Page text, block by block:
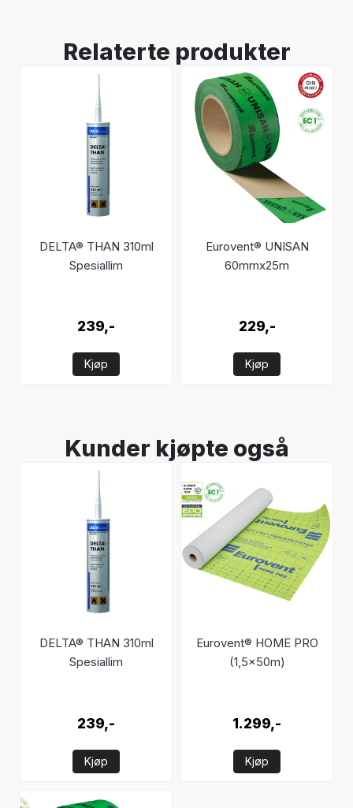
Relaterte produkter
DELTA® THAN 310ml
Spesiallim
239,-
Kjøp
Eurovent® UNISAN
60mmx25m
229,-
Kjøp
Kunder kjøpte også
DELTA® THAN 310ml
Spesiallim
239,-
Kjøp
Eurovent® HOME PRO
(1,5x50m)
1.299,-
Kjøp